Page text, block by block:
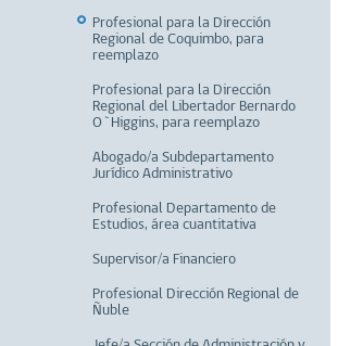
Profesional para la Dirección
Regional de Coquimbo, para
reemplazo
Profesional para la Dirección
Regional del Libertador Bernardo
O`Higgins, para reemplazo
Abogado/a Subdepartamento
Jurídico Administrativo
Profesional Departamento de
Estudios, área cuantitativa
Supervisor/a Financiero
Profesional Dirección Regional de
Ñuble